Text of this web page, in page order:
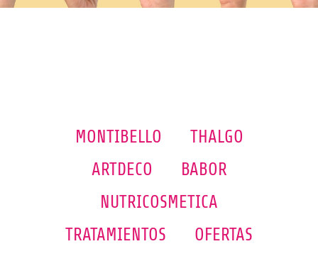
MONTIBELLO
THALGO
ARTDECO
BABOR
NUTRICOSMETICA
TRATAMIENTOS
OFERTAS